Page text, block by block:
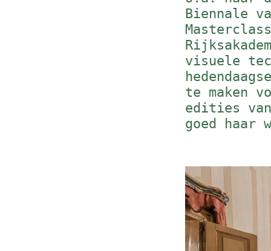
Biennale
visuele
te maken
edities
goed haar